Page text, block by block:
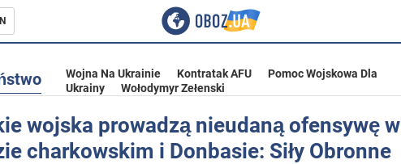
Wojna Na Ukrainie Kontratak AFU
Pomoc Wojskowa Dla
Ukrainy
Wołodymyr Zełenski
wojska prowadzą nieudaną ofensywę w
charkowskim i Donbasie: Siły Obronne